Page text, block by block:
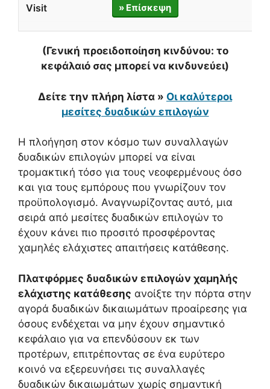
» Επίσκεψη
(Γενική προειδοποίηση κινδύνου: το
κεφάλαιό σας μπορεί να κινδυνεύει)
Δείτε την πλήρη λίστα » Οι καλύτεροι
μεσίτες δυαδικών επιλογών
Η πλοήγηση στον κόσμο των συναλλαγών
δυαδικών επιλογών μπορεί να είναι
τρομακτική τόσο για τους νεοφερμένους όσο
και για τους εμπόρους που γνωρίζουν τον
προϋπολογισμό. Αναγνωρίζοντας αυτό, μια
σειρά από μεσίτες δυαδικών επιλογών το
έχουν κάνει πιο προσιτό προσφέροντας
χαμηλές ελάχιστες απαιτήσεις κατάθεσης.
Πλατφόρμες δυαδικών επιλογών χαμηλής
ελάχιστης κατάθεσης ανοίξτε την πόρτα στην
αγορά δυαδικών δικαιωμάτων προαίρεσης για
όσους ενδέχεται να μην έχουν σημαντικό
κεφάλαιο για να επενδύσουν εκ των
προτέρων, επιτρέποντας σε ένα ευρύτερο
κοινό να εξερευνήσει τις συναλλαγές
δυαδικών δικαιωμάτων χωρίς σημαντική